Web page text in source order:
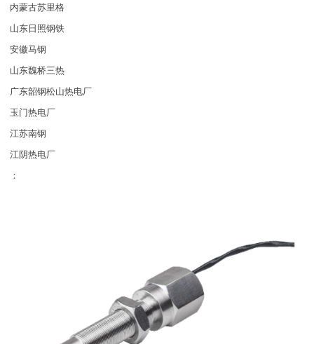
内蒙古苏里格
山东日照钢铁
安徽马钢
山东魏桥三热
广东韶钢松山热电厂
玉门热电厂
江苏南钢
江阴热电厂
：